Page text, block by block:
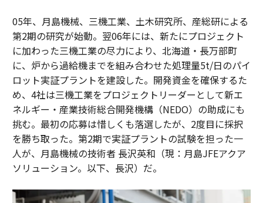
05年、月島機械、三機工業、土木研究所、産総研による
第2期の研究が始動。翌06年には、新たにプロジェクト
に加わった三機工業の尽力により、北海道・長万部町
に、炉から過給機までを組み合わせた処理量5t/日のパイ
ロット実証プラントを建設した。開発資金を確保するた
め、4社は三機工業をプロジェクトリーダーとして新エ
ネルギー・産業技術総合開発機構（NEDO）の助成にも
挑む。最初の応募は惜しくも落選したが、2度目に採択
を勝ち取った。第2期で実証プラントの試験を担った一
人が、月島機械の技術者 長沢英和（現：月島JFEアクア
ソリューション。以下、長沢）だ。